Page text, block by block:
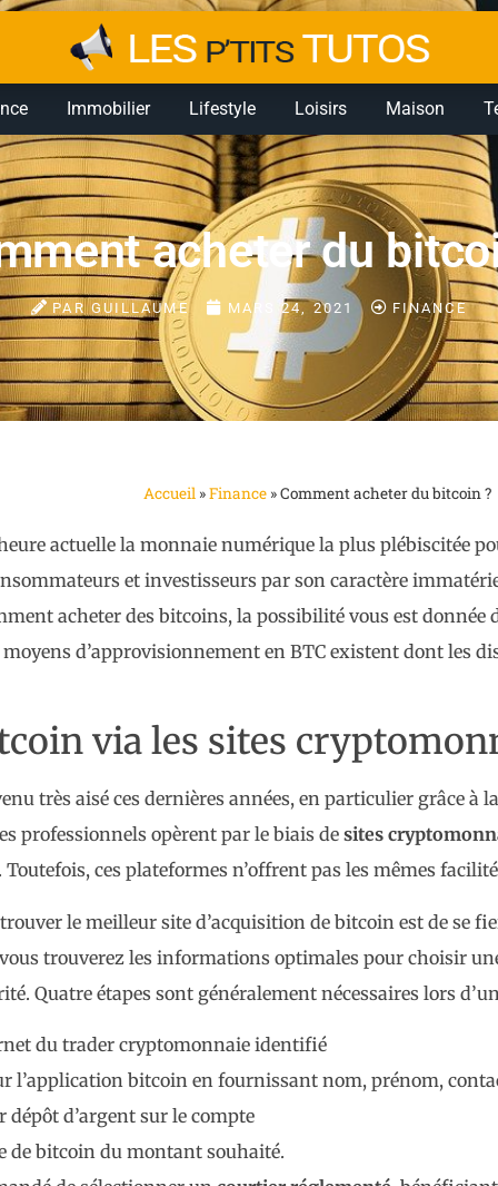
Immobilier Lifestyle Loisirs Maison
acheter du
PAR GUILLAUME MARS 24, 2021 FINANCE
Accueil »Finance »Comment acheter du bitcoin ?
actuelle la monnaie numérique la plus plébiscitée
et investisseurs par son caractère
acheter des bitcoins, la possibilité vous est donnée
d’approvisionnement en BTC existent dont les
via les sites
très aisé ces dernières années, en particulier grâce
professionnels opèrent par le biais de sites
ces plateformes n’offrent pas les mêmes
le meilleur site d’acquisition de bitcoin est de se
vous trouverez les informations optimales pour choisir
Quatre étapes sont généralement nécessaires lors
du trader cryptomonnaie identifié
l’application bitcoin en fournissant nom, prénom,
d’argent sur le compte
de bitcoin du montant souhaité.